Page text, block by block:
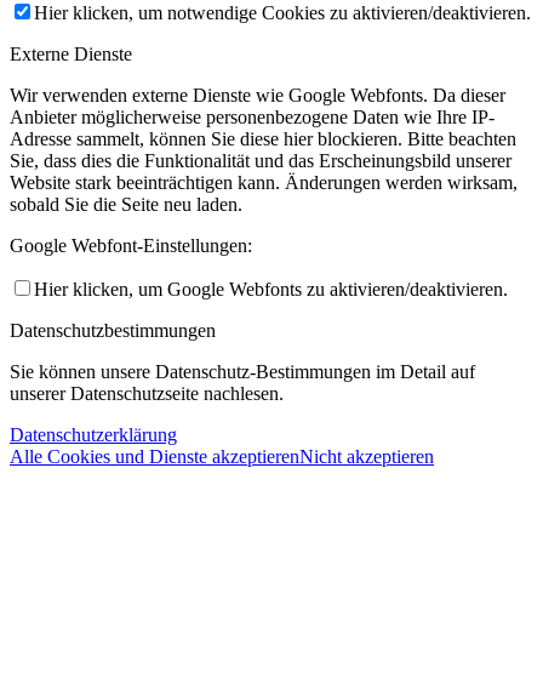
Hier klicken, um notwendige Cookies zu aktivieren/deaktivieren.
Externe Dienste
Wir verwenden externe Dienste wie Google Webfonts. Da dieser
Anbieter möglicherweise personenbezogene Daten wie Ihre IP-
Adresse sammelt, können Sie diese hier blockieren. Bitte beachten
Sie, dass dies die Funktionalität und das Erscheinungsbild unserer
Website stark beeinträchtigen kann. Änderungen werden wirksam,
sobald Sie die Seite neu laden.
Google Webfont-Einstellungen:
Hier klicken, um Google Webfonts zu aktivieren/deaktivieren.
Datenschutzbestimmungen
Sie können unsere Datenschutz-Bestimmungen im Detail auf
unserer Datenschutzseite nachlesen.
Datenschutzerklärung
Alle Cookies und Dienste akzeptierenNicht akzeptieren